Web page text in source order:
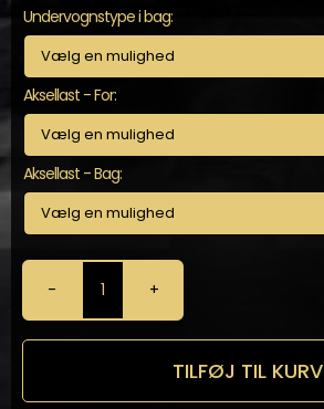
Undervognstype i bag:
Aksellast - For:
Aksellast - Bag:
ST
-
Gevindundervogn
TILFØJ TIL KURV